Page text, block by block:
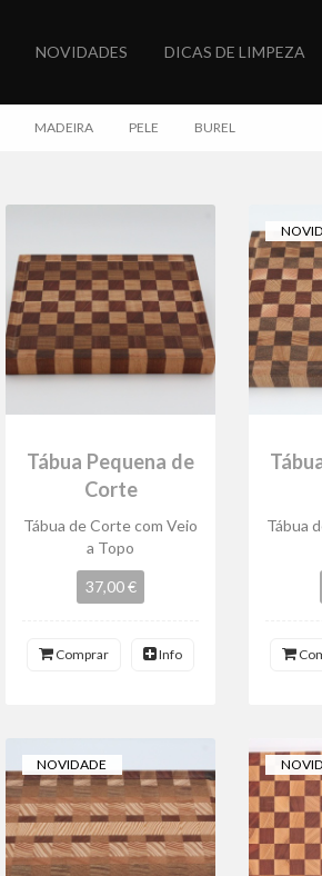
NOVIDADES DICAS DE LIMPEZA
MADEIRA PELE BUREL
Tábua Pequena de
Corte
Tábua de Corte com Veio
a Topo
37,00 €
Comprar Info
Tábua
NOVIDADE